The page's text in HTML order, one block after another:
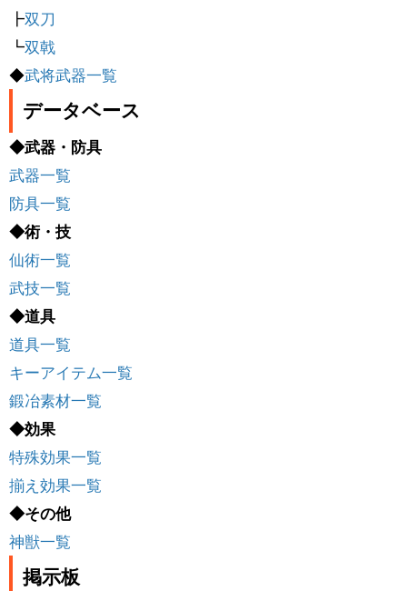
┣双刀
┗双戟
◆武将武器一覧
データベース
◆武器・防具
武器一覧
防具一覧
◆術・技
仙術一覧
武技一覧
◆道具
道具一覧
キーアイテム一覧
鍛冶素材一覧
◆効果
特殊効果一覧
揃え効果一覧
◆その他
神獣一覧
掲示板